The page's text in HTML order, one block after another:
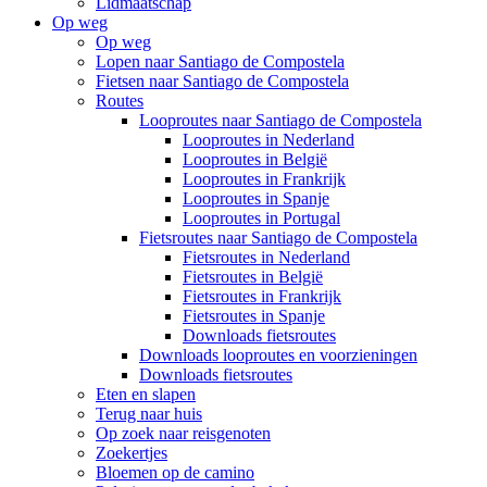
Op weg
Op weg
Lopen naar Santiago de Compostela
Fietsen naar Santiago de Compostela
Routes
Looproutes naar Santiago de Compostela
Looproutes in Nederland
Looproutes in België
Looproutes in Frankrijk
Looproutes in Spanje
Looproutes in Portugal
Fietsroutes naar Santiago de Compostela
Fietsroutes in Nederland
Fietsroutes in België
Fietsroutes in Frankrijk
Fietsroutes in Spanje
Downloads fietsroutes
Downloads looproutes en voorzieningen
Downloads fietsroutes
Eten en slapen
Terug naar huis
Op zoek naar reisgenoten
Zoekertjes
Bloemen op de camino